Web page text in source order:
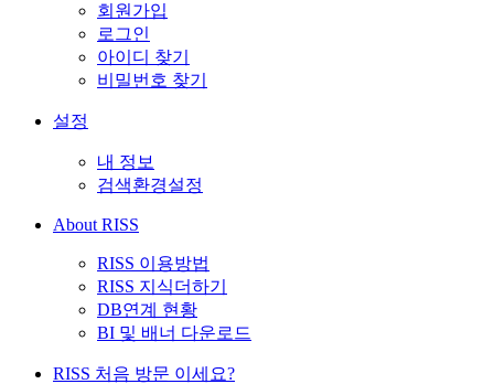
회원가입
로그인
아이디 찾기
비밀번호 찾기
설정
내 정보
검색환경설정
About RISS
RISS 이용방법
RISS 지식더하기
DB연계 현황
BI 및 배너 다운로드
RISS 처음 방문 이세요?